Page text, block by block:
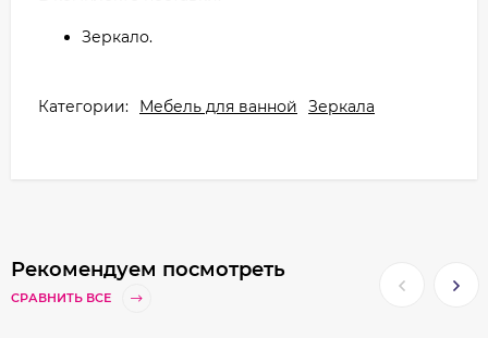
Зеркало.
Категории: Мебель для ванной Зеркала
Рекомендуем посмотреть
СРАВНИТЬ ВСЕ